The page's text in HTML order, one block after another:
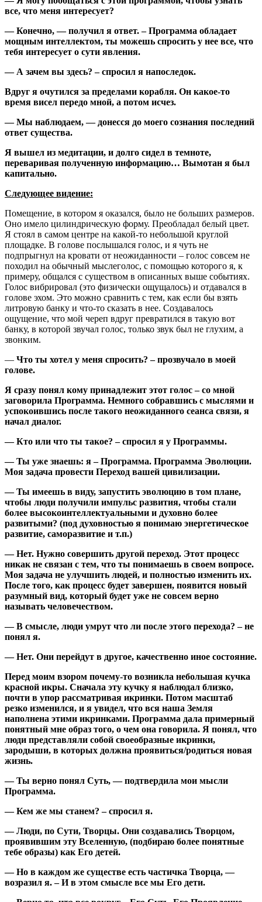
все, что меня интересует?
— Конечно, — получил я ответ. – Программа обладает
мощным интеллектом, ты можешь спросить у нее все, что
тебя интересует о сути явления.
— А зачем вы здесь? – спросил я напоследок.
Вдруг я очутился за пределами корабля. Он какое-то
время висел передо мной, а потом исчез.
— Мы наблюдаем, — донесся до моего сознания последний
ответ существа.
Я вышел из медитации, и долго сидел в темноте,
переваривая полученную информацию… Вымотан я был
капитально.
Следующее видение:
Помещение, в котором я оказался, было не больших размеров.
Оно имело цилиндрическую форму. Преобладал белый цвет.
Я стоял в самом центре на какой-то небольшой круглой
площадке. В голове послышался голос, и я чуть не
подпрыгнул на кровати от неожиданности – голос совсем не
походил на обычный мыслеголос, с помощью которого я, к
примеру, общался с существом в описанных выше событиях.
Голос вибрировал (это физически ощущалось) и отдавался в
голове эхом. Это можно сравнить с тем, как если бы взять
литровую банку и что-то сказать в нее. Создавалось
ощущение, что мой череп вдруг превратился в такую вот
банку, в которой звучал голос, только звук был не глухим, а
звонким.
— Что ты хотел у меня спросить? – прозвучало в моей
голове.
Я сразу понял кому принадлежит этот голос – со мной
заговорила Программа. Немного собравшись с мыслями и
успокоившись после такого неожиданного сеанса связи, я
начал диалог.
— Кто или что ты такое? – спросил я у Программы.
— Ты уже знаешь: я – Программа. Программа Эволюции.
Моя задача провести Переход вашей цивилизации.
— Ты имеешь в виду, запустить эволюцию в том плане,
чтобы люди получили импульс развития, чтобы стали
более высокоинтеллектуальными и духовно более
развитыми? (под духовностью я понимаю энергетическое
развитие, саморазвитие и т.п.)
— Нет. Нужно совершить другой переход. Этот процесс
никак не связан с тем, что ты понимаешь в своем вопросе.
Моя задача не улучшить людей, и полностью изменить их.
После того, как процесс будет завершен, появится новый
разумный вид, который будет уже не совсем верно
называть человечеством.
— В смысле, люди умрут что ли после этого перехода? – не
понял я.
— Нет. Они перейдут в другое, качественно иное состояние.
Перед моим взором почему-то возникла небольшая кучка
красной икры. Сначала эту кучку я наблюдал близко,
почти в упор рассматривая икринки. Потом масштаб
резко изменился, и я увидел, что вся наша Земля
наполнена этими икринками. Программа дала примерный
понятный мне образ того, о чем она говорила. Я понял, что
люди представляли собой своеобразные икринки,
зародыши, в которых должна проявиться/родиться новая
жизнь.
— Ты верно понял Суть, — подтвердила мои мысли
Программа.
— Кем же мы станем? – спросил я.
— Люди, по Сути, Творцы. Они создавались Творцом,
проявившим эту Вселенную, (подбираю более понятные
тебе образы) как Его детей.
— Но в каждом же существе есть частичка Творца, —
возразил я. – И в этом смысле все мы Его дети.